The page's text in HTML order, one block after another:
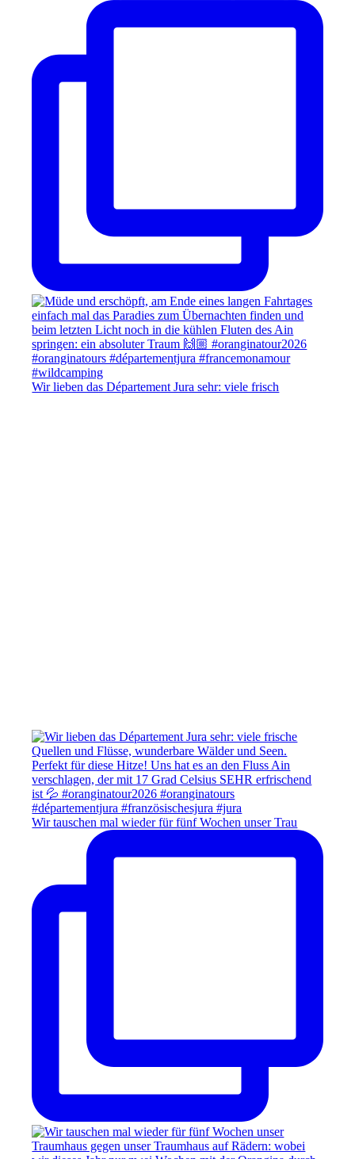
Wir lieben das Département Jura sehr: viele frisch
Wir tauschen mal wieder für fünf Wochen unser Trau